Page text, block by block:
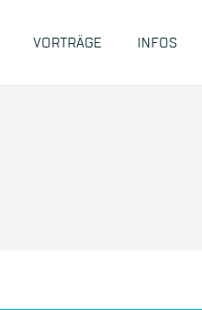
VORTRÄGE INFOS